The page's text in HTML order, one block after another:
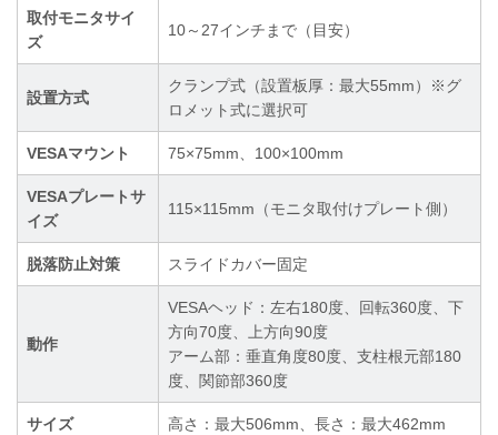
取付モニタサイ
ズ
10～27インチまで（目安）
設置方式
クランプ式（設置板厚：最大55mm）※グ
ロメット式に選択可
VESAマウント 75×75mm、100×100mm
VESAプレートサ
イズ
115×115mm（モニタ取付けプレート側）
脱落防止対策 スライドカバー固定
動作
VESAヘッド：左右180度、回転360度、下
方向70度、上方向90度
アーム部：垂直角度80度、支柱根元部180
度、関節部360度
サイズ 高さ：最大506mm、長さ：最大462mm